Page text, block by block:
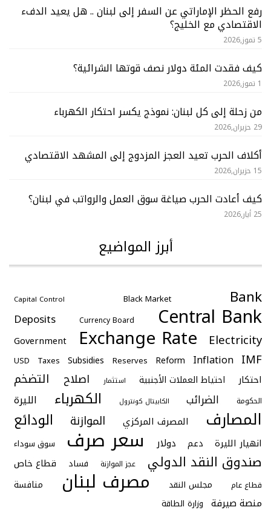
رفع الحظر الإماراتي عن السفر إلى لبنان .. هل يعيد الدفء
الاقتصادي مع الخليج؟
5 تموز,2026
كيف فقدت المئة دولار نصف قوتها الشرائية؟
1 تموز,2026
من زحلة إلى كل لبنان: نموذج يكسر احتكار الكهرباء
29 حزيران,2026
أكلاف الحرب تعيد العجز المزدوج إلى المشهد الاقتصادي
15 حزيران,2026
كيف أعادت الحرب صياغة سوق العمل والرواتب في لبنان؟
25 أيار,2026
أبرز المواضيع
Bank
Black Market
Capital Control
Central Bank
Currency Board
Deposits
Electricity
Exchange Rate
Government
IMF
Inflation
Reform
Reserves
Subsidies
Taxes
USD
احتكار احتياط العملات الأجنبية استثمار اصلاح التضخم
الحكومة الضرائب الكابيتال كونترول الكهرباء الليرة
المصارف المصرف المركزي الموازنة الودائع
انهيار الليرة دعم دولار سعر صرف سوق سوداء
صندوق النقد الدولي عجز الموازنة فساد قطاع خاص
قطاع عام مجلس النقد مصرف لبنان منافسة
منصة صيرفة وزارة الطاقة